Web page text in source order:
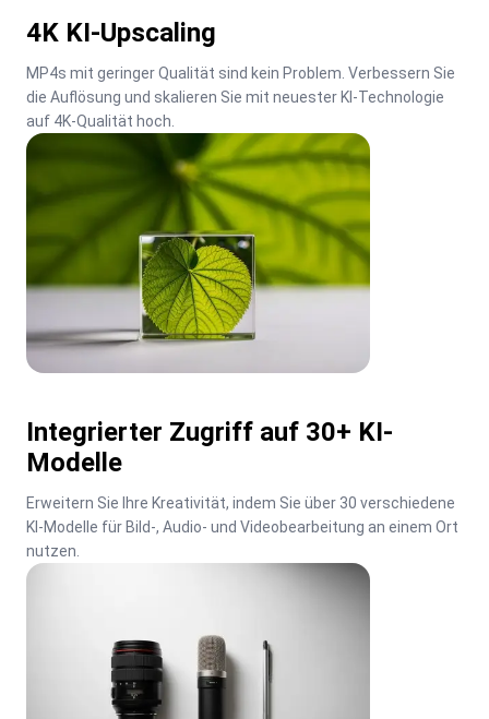
4K KI-Upscaling
MP4s mit geringer Qualität sind kein Problem. Verbessern Sie
die Auflösung und skalieren Sie mit neuester KI-Technologie
auf 4K-Qualität hoch.
Integrierter Zugriff auf 30+ KI-
Modelle
Erweitern Sie Ihre Kreativität, indem Sie über 30 verschiedene
KI-Modelle für Bild-, Audio- und Videobearbeitung an einem Ort
nutzen.